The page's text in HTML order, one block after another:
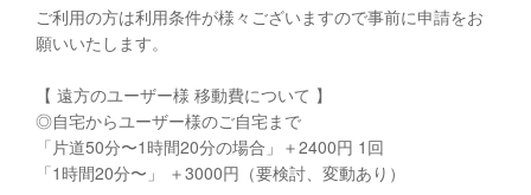
ご利用の方は利用条件が様々ございますので事前に申請をお
願いいたします。
【 遠方のユーザー様 移動費について 】
◎自宅からユーザー様のご自宅まで
「片道50分〜1時間20分の場合」＋2400円 1回
「1時間20分〜」 ＋3000円（要検討、変動あり）